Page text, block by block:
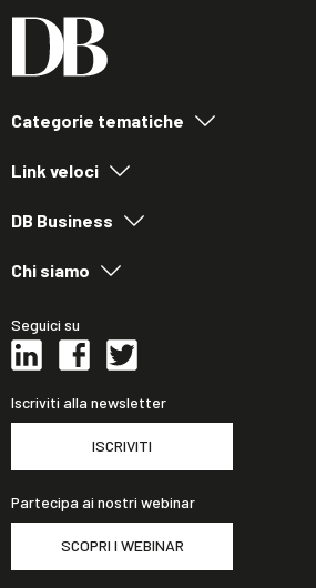
Categorie tematiche
Link veloci
DB Business
Chi siamo
Seguici su
Iscriviti alla newsletter
ISCRIVITI
Partecipa ai nostri webinar
SCOPRI I WEBINAR